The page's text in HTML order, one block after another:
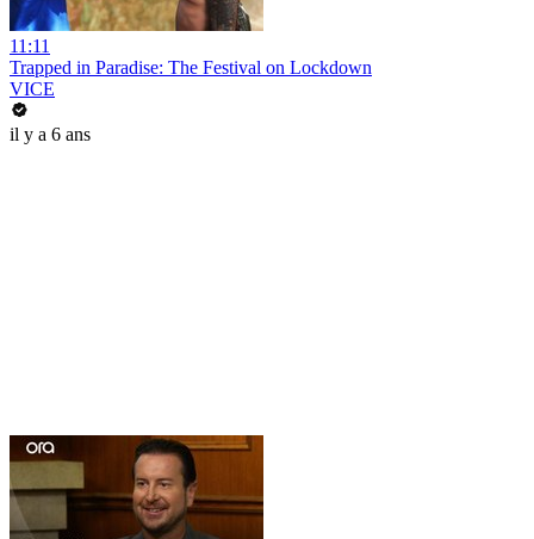
11:11
Trapped in Paradise: The Festival on Lockdown
VICE
il y a 6 ans